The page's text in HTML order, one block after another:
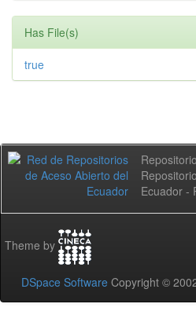
Has File(s)
true
Ecuador -
Theme by
DSpace Software Copyright ©